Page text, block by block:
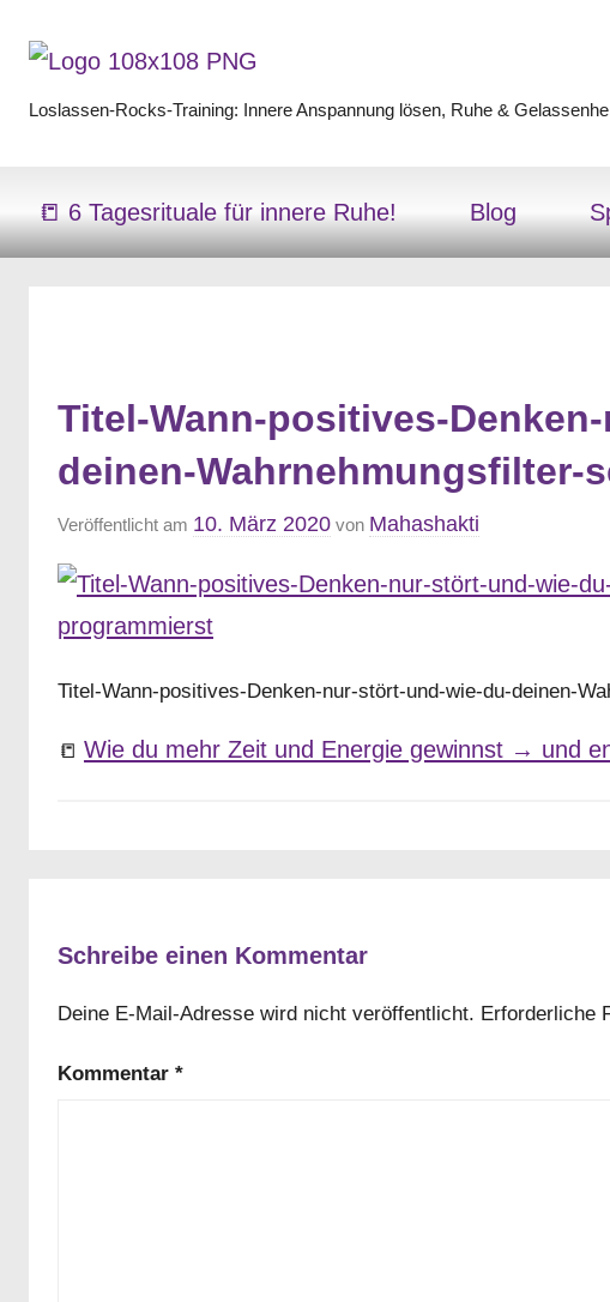
Inhalt
springen
Loslassen-
Rocks-
Loslassen-Rocks-Training: Innere Anspannung lösen, Ruhe &
📒 6 Tagesrituale für innere Ruhe! Blog
Titel-Wann-positives-
deinen-Wahrnehmungsfilter-
Veröffentlicht am 10. März 2020 von Mahashakti
Titel-Wann-positives-Denken-nur-stört-und-wie-du-deinen-
📒 Wie du mehr Zeit und Energie gewinnst → und
Schreibe einen Kommentar
Deine E-Mail-Adresse wird nicht veröffentlicht. Erforderliche
Kommentar *